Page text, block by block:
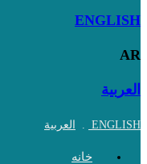
ENGLISH
AR
العربية
ENGLISH
. العربية
خانه